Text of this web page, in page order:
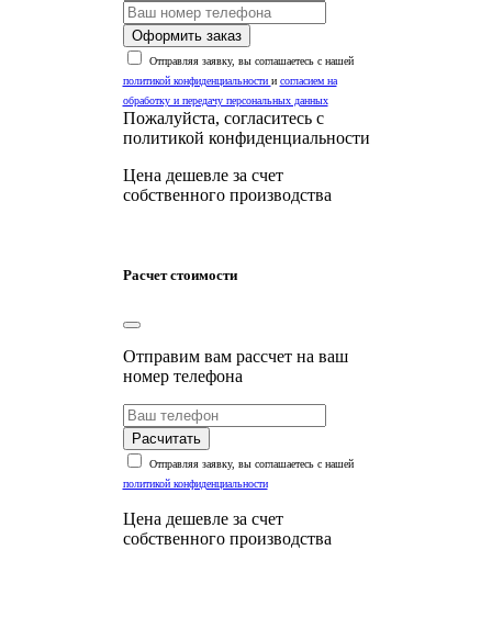
Оформить заказ
Отправляя заявку, вы соглашаетесь с нашей
политикой конфиденциальности и согласием на
обработку и передачу персональных данных
Пожалуйста, согласитесь с
политикой конфиденциальности
Цена дешевле за счет
собственного производства
Расчет стоимости
Отправим вам рассчет на ваш
номер телефона
Расчитать
Отправляя заявку, вы соглашаетесь с нашей
политикой конфиденциальности
Цена дешевле за счет
собственного производства